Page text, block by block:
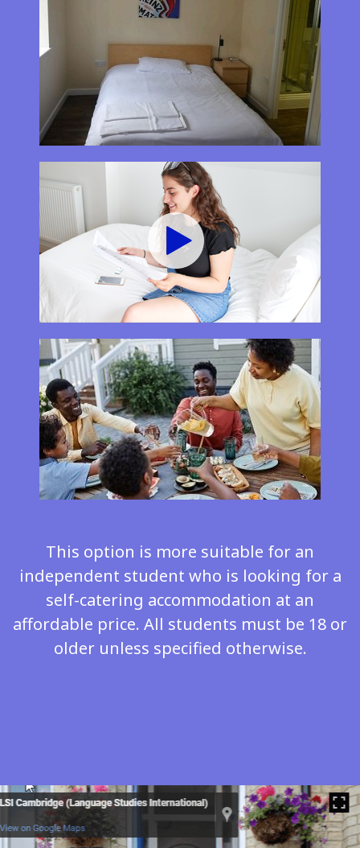
This option is more suitable for an
independent student who is looking for a
self-catering accommodation at an
affordable price. All students must be 18 or
older unless specified otherwise.